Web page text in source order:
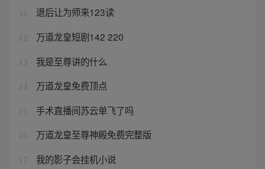
退后让为师来123读
12 万道龙皇短剧142 220
13 我是至尊讲的什么
14 万道龙皇免费顶点
15 手术直播间苏云单飞了吗
16 万道龙皇至尊神殿免费完整版
17 我的影子会挂机小说